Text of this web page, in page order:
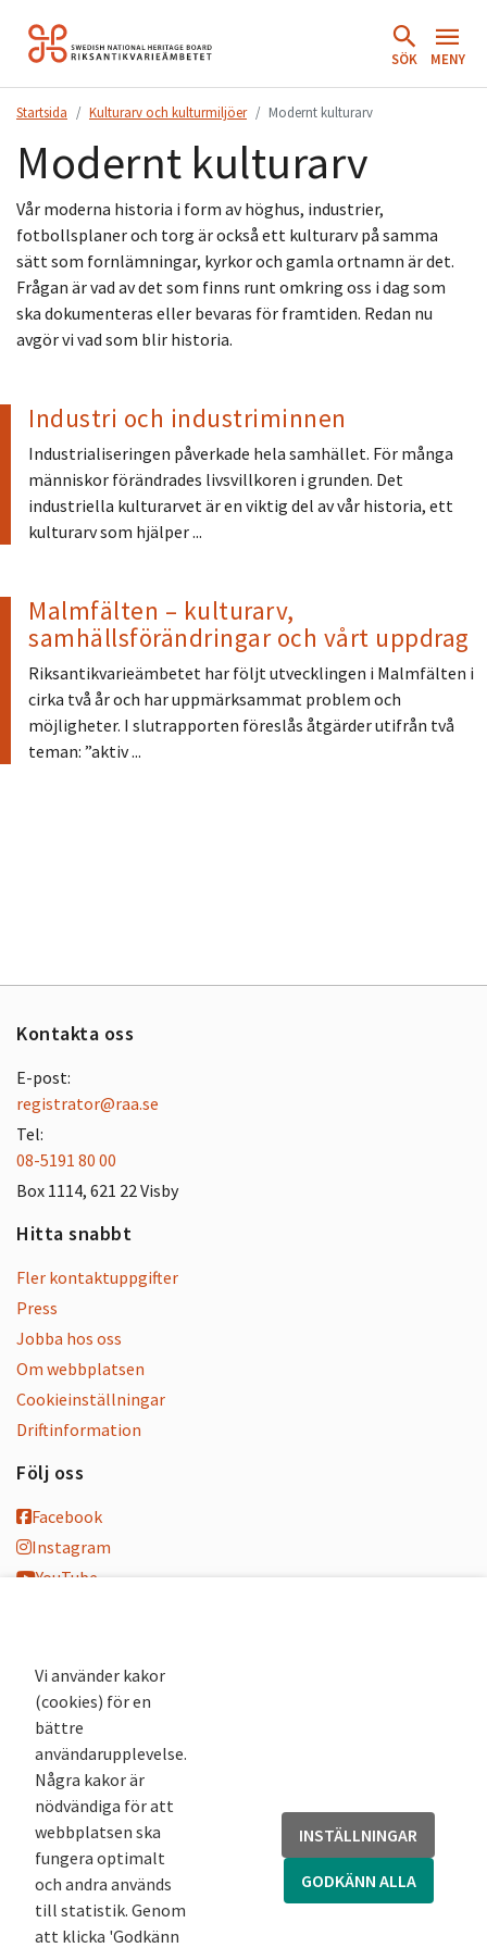
Hoppa
till
SÖK MENY
Startsida Kulturarv och kulturmiljöer Modernt kulturarv
Modernt kulturarv
Vår moderna historia i form av höghus, industrier,
fotbollsplaner och torg är också ett kulturarv på samma
sätt som fornlämningar, kyrkor och gamla ortnamn är det.
Frågan är vad av det som finns runt omkring oss i dag som
ska dokumenteras eller bevaras för framtiden. Redan nu
avgör vi vad som blir historia.
Industri och industriminnen
Industrialiseringen påverkade hela samhället. För många
människor förändrades livsvillkoren i grunden. Det
industriella kulturarvet är en viktig del av vår historia, ett
kulturarv som hjälper ...
Malmfälten – kulturarv,
samhällsförändringar och vårt uppdrag
Riksantikvarieämbetet har följt utvecklingen i Malmfälten i
cirka två år och har uppmärksammat problem och
möjligheter. I slutrapporten föreslås åtgärder utifrån två
teman: ”aktiv ...
Kontakta oss
E-post:
registrator@raa.se
Tel:
08-5191 80 00
Box 1114, 621 22 Visby
Hitta snabbt
Fler kontaktuppgifter
Press
Jobba hos oss
Om webbplatsen
Cookieinställningar
Driftinformation
Följ oss
Facebook
Instagram
YouTube
Nyhetsbrev
Andra webbplatser
Arkivsök
Fornsök
Fornreg
Bebyggelseregistret
Runor
Kringla
Vi använder kakor
(cookies) för en
bättre
användarupplevelse.
Några kakor är
nödvändiga för att
webbplatsen ska
fungera optimalt
och andra används
till statistik. Genom
att klicka 'Godkänn
INSTÄLLNINGAR
GODKÄNN ALLA